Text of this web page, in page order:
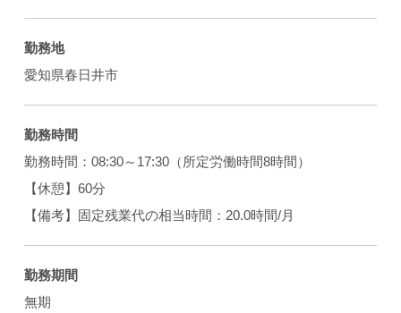
勤務地
愛知県春日井市
勤務時間
勤務時間：08:30～17:30（所定労働時間8時間）
【休憩】60分
【備考】固定残業代の相当時間：20.0時間/月
勤務期間
無期